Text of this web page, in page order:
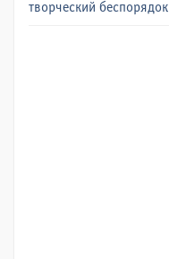
творческий